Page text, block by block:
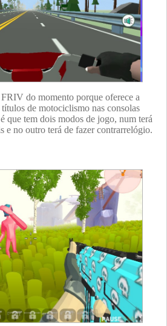
do momento porque oferece a
de motociclismo nas consolas
que tem dois modos de jogo, num terá
e no outro terá de fazer contrarrelógio.